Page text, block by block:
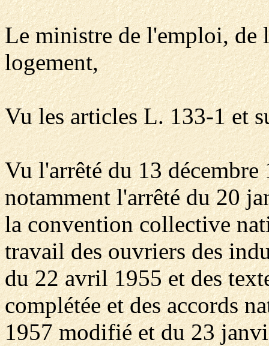
Le ministre de l'emploi, de
logement,
Vu les articles L. 133-1 et
Vu l'arrêté du 13 décembre
notamment l'arrêté du 20
la convention collective
travail des ouvriers des
du 22 avril 1955 et des
complétée et des accords
1957 modifié et du 23